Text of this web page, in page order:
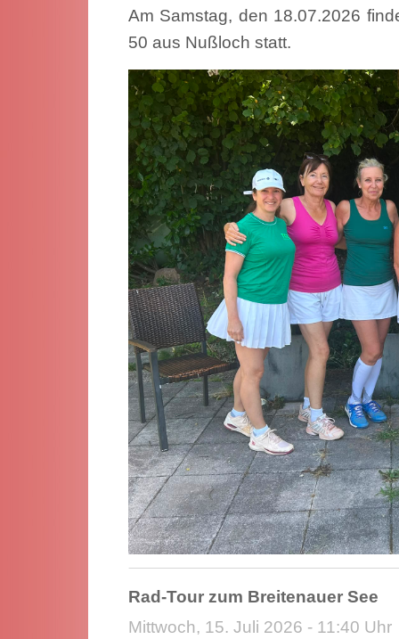
Am Samstag, den 18.07.2026
50 aus Nußloch statt.
Rad-Tour zum Breitenauer See
Mittwoch, 15. Juli 2026 - 11:40 Uhr